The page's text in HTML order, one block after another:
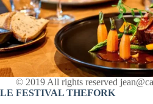
© 2019 All rights reserved
LE FESTIVAL THEFORK